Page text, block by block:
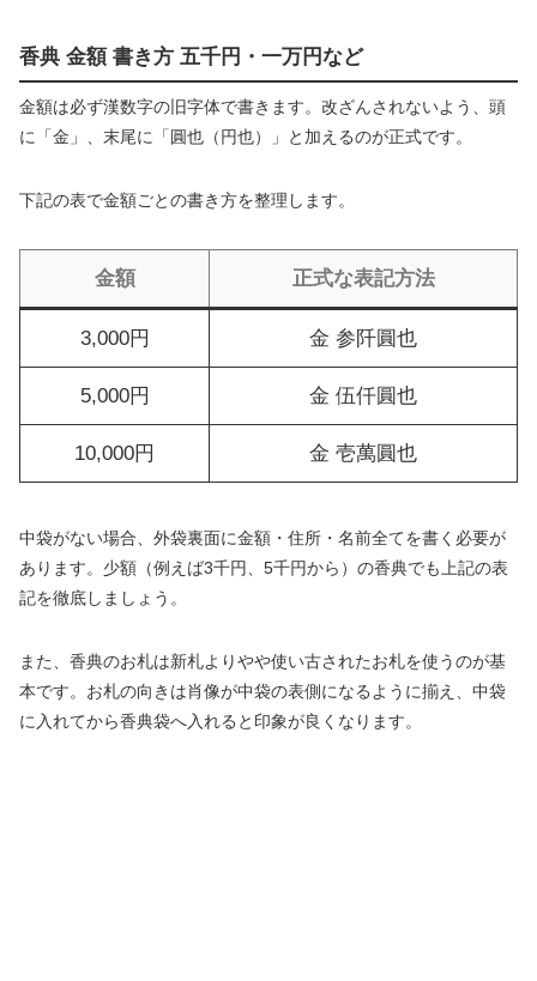
香典 金額 書き方 五千円・一万円など
金額は必ず漢数字の旧字体で書きます。改ざんされないよう、頭
に「金」、末尾に「圓也（円也）」と加えるのが正式です。
下記の表で金額ごとの書き方を整理します。
金額 正式な表記方法
3,000円 金 参阡圓也
5,000円 金 伍仟圓也
10,000円 金 壱萬圓也
中袋がない場合、外袋裏面に金額・住所・名前全てを書く必要が
あります。少額（例えば3千円、5千円から）の香典でも上記の表
記を徹底しましょう。
また、香典のお札は新札よりやや使い古されたお札を使うのが基
本です。お札の向きは肖像が中袋の表側になるように揃え、中袋
に入れてから香典袋へ入れると印象が良くなります。